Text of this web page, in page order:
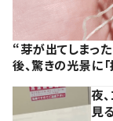
“芽が出てしまっ
後、驚きの光景に「
夜
見